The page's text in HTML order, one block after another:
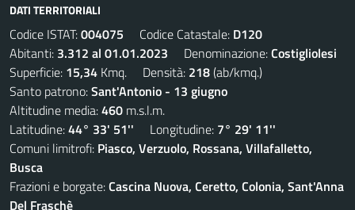
DATI TERRITORIALI
Codice ISTAT:004075 Codice Catastale: D120
Abitanti: 3.312 al 01.01.2023 Denominazione:Costigliolesi
Superficie: 15,34 Kmq. Densità: 218(ab/kmq.)
Santo patrono:Sant'Antonio - 13 giugno
Altitudine media:460 m.s.l.m.
Latitudine:44° 33' 51'' Longitudine: 7° 29' 11''
Comuni limitrofi: Piasco, Verzuolo, Rossana, Villafalletto,
Busca
Frazioni e borgate:Cascina Nuova, Ceretto, Colonia, Sant'Anna
Del Fraschè